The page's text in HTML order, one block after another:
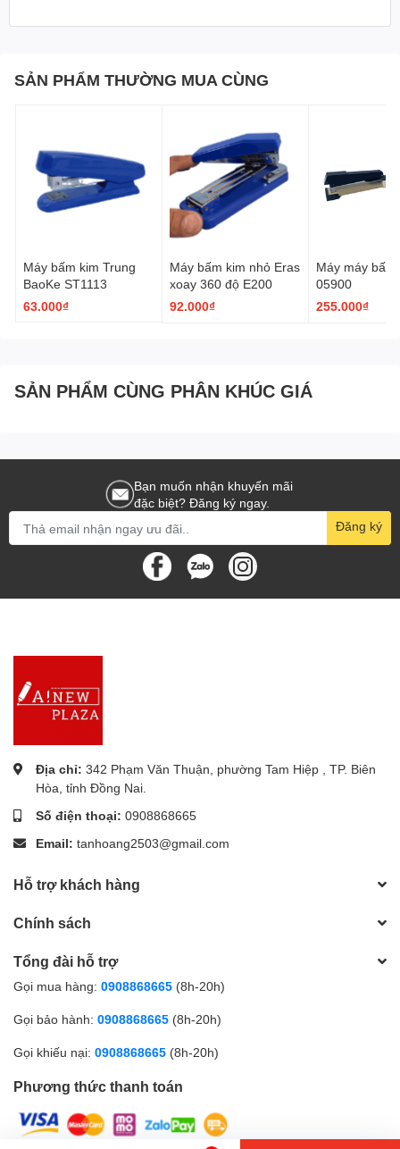
Mời bạn xem video phía dưới, bạn sẽ hiểu rõ hơn máy dập ghim
Chất liệu thân máy bấm: Vỏ nhựa, thân inox bóng sáng
Có thiết kế khe kiểm tra ghim còn hay hết, nên rất tiện lợi
khi sử dụng
Nơi gia công sản xuất: Trung Quốc
Tính năng sản phẩm
70mgs
sâu): 50mm
Hệ thống vận hành đơn giản, dễ sử dụng
Tháo lắp kim dễ dàng
(Mời bạn xem clip hướng dẫn cách thay ghim máy dập ghim Deli
SẢN PHẨM THƯỜNG MUA CÙNG
Máy bấm kim Trung
BaoKe ST1113
63.000₫
Máy bấm kim nhỏ Eras
xoay 360 độ E200
92.000₫
Máy máy bấm
05900
255.000₫
SẢN PHẨM CÙNG PHÂN KHÚC GIÁ
Bạn muốn nhận khuyến mãi
đặc biệt? Đăng ký ngay.
Đăng ký
Địa chỉ: 342 Phạm Văn Thuận, phường Tam Hiệp , TP. Biên
Hòa, tỉnh Đồng Nai.
Số điện thoại: 0908868665
Email: tanhoang2503@gmail.com
Hỗ trợ khách hàng
Chính sách
Tổng đài hỗ trợ
Gọi mua hàng: 0908868665 (8h-20h)
Gọi bảo hành: 0908868665 (8h-20h)
Gọi khiếu nại: 0908868665 (8h-20h)
Phương thức thanh toán